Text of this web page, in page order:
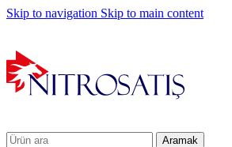
Skip to navigation Skip to main content
Aramak